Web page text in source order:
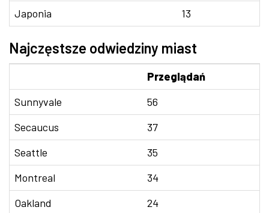
Japonia
13
Najczęstsze odwiedziny miast
Przeglądań
Sunnyvale
56
Secaucus
37
Seattle
35
Montreal
34
Oakland
24